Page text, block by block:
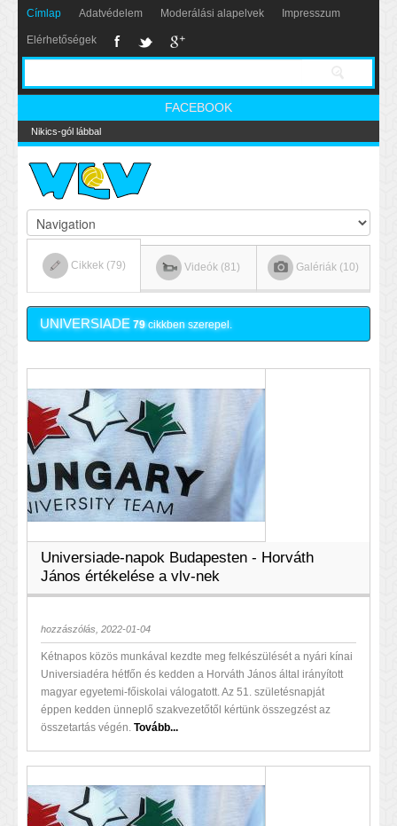
Címlap Adatvédelem Moderálási alapelvek Impresszum
Elérhetőségek
FACEBOOK
Nikics-gól lábbal
Cikkek (79) Videók (81) Galériák (10)
UNIVERSIADE 79cikkben szerepel.
Universiade-napok Budapesten - Horváth
János értékelése a vlv-nek
hozzászólás, 2022-01-04
Kétnapos közös munkával kezdte meg felkészülését a nyári kínai
Universiadéra hétfőn és kedden a Horváth János által irányított
magyar egyetemi-főiskolai válogatott. Az 51. születésnapját
éppen kedden ünneplő szakvezetőtől kértünk összegzést az
összetartás végén. Tovább...